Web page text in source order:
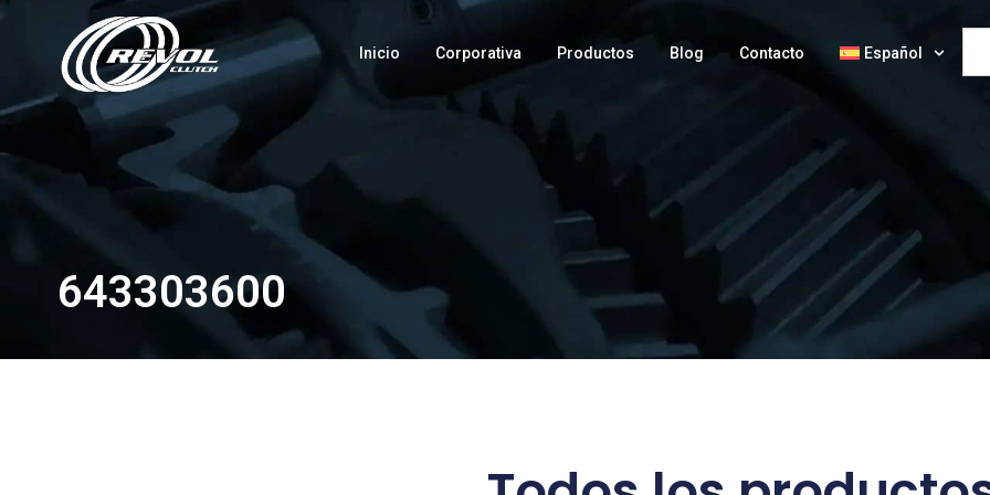
Inicio Corporativa Productos Blog Contacto Español
643303600